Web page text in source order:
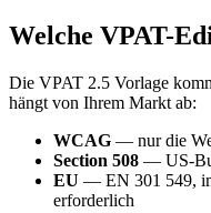
Welche VPAT-
Die VPAT 2.5 Vorlage
hängt von Ihrem Markt ab:
WCAG — nur die
Section 508 — US-
EU — EN 301 549,
erforderlich